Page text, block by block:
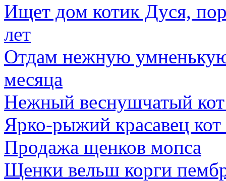
Ищет дом котик Дуся,
лет
Отдам нежную
месяца
Нежный веснушчатый кот
Ярко-рыжий красавец
Продажа щенков мопса
Щенки вельш корги